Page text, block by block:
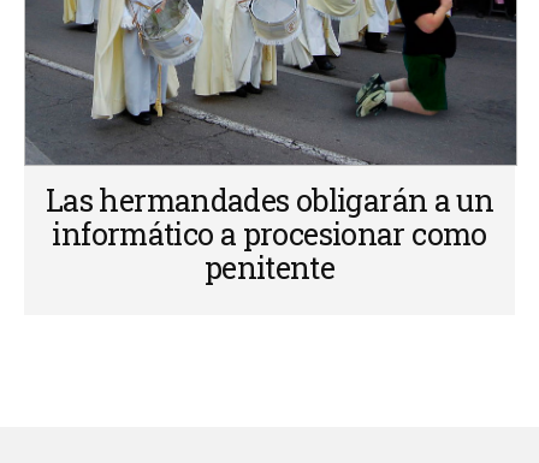
Las hermandades obligarán a un
informático a procesionar como
penitente